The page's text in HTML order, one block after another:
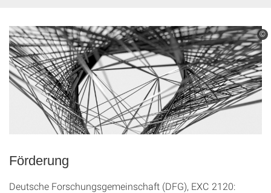
©
Förderung
Deutsche Forschungsgemeinschaft (DFG), EXC 2120: